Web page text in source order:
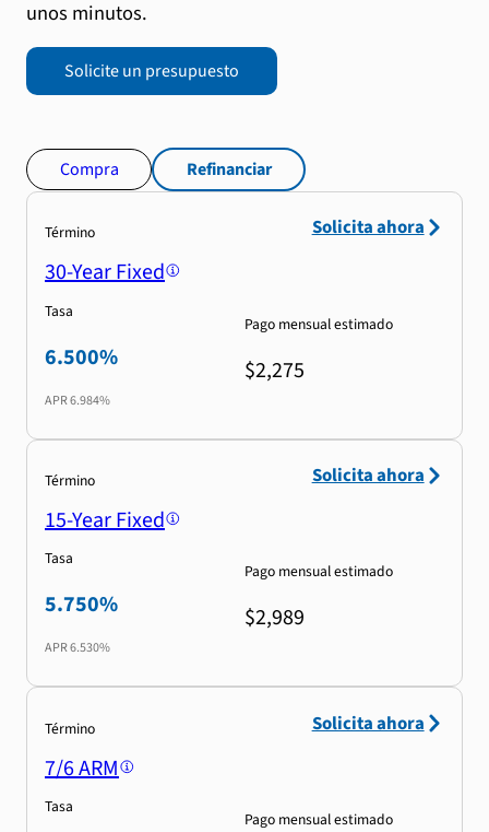
unos minutos.
Solicite un presupuesto
Compra Refinanciar
Término
30-Year Fixed
Tasa
6.500%
APR6.984%
Pago mensual estimado
$2,275
Solicita ahora
Término
15-Year Fixed
Tasa
5.750%
APR6.530%
Pago mensual estimado
$2,989
Solicita ahora
Término
7/6 ARM
Tasa
Pago mensual estimado
Solicita ahora